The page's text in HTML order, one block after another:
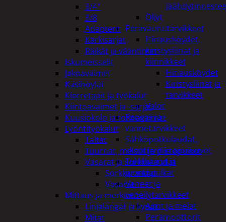
Öljyt
Perävaunutarvikkeet
Hinausköydet,
kiristysliinat ja
kiinnikkeet
Hinausköydet
Kiristysliinat ja
tarvikkeet
Valot
Rengas ja -
vannetarvikkeet
Sähköpotkulaudat,
skootterit ja ajoneuvot
Tukkikärryt ja
juontopulkat
Veneet ja
veneilytarvikkeet
Airot ja melat
Perämoottorit
3/4"
3/8
Adapterit
Kärkisarjat
Räikät ja vääntimet
Iskumeisselit
Jakoavaimet
Käsihöylät
Kierretapit ja työkalut
Kiintoavaimet ja -sarjat
Kuusiokolo ja torx-avaimet
Lyöntityökalut
Taltat
Tuurnat, meistit ja piirtopuikot
Vasarat ja sorkkaraudat
Sorkkaraudat
Vasarat
Mittaus ja merkintä
Linjalangat ja kynät
Mitat